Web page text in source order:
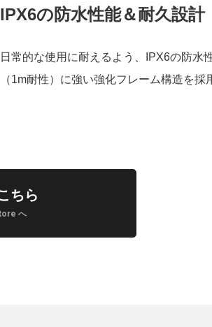
IPX6の防水性能＆耐久設計
日常的な使用に耐えるよう、IPX6の防水
（1m耐性）に強い強化フレーム構造を採
ちら
へ